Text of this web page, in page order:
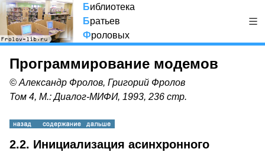
Библиотека
Братьев
Фроловых
Программирование модемов
© Александр Фролов, Григорий Фролов
Том 4, М.: Диалог-МИФИ, 1993, 236 стр.
2.2. Инициализация асинхронного